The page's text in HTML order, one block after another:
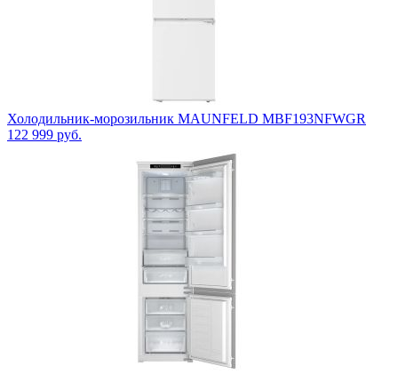
Холодильник-морозильник MAUNFELD MBF193NFWGR
122 999 руб.